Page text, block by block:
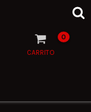
CARRITO
0